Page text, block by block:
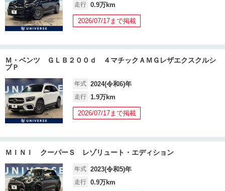
走行 0.9万km
2026/07/17まで掲載
Ｍ・ベンツ ＧＬＢ２００ｄ ４マチックＡＭＧレザエクスクルシ
ブＰ
年式 2024(令和6)年
走行 1.9万km
2026/07/17まで掲載
ＭＩＮＩ クーパーＳ レゾリュート・エディション
年式 2023(令和5)年
走行 0.9万km